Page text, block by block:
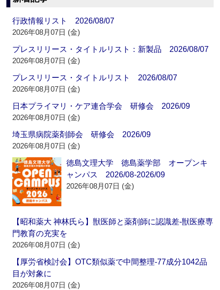
行政情報リスト 2026/08/07
2026年08月07日 (金)
プレスリリース・タイトルリスト：新製品 2026/08/07
2026年08月07日 (金)
プレスリリース・タイトルリスト 2026/08/07
2026年08月07日 (金)
日本プライマリ・ケア連合学会 研修会 2026/09
2026年08月07日 (金)
埼玉県病院薬剤師会 研修会 2026/09
2026年08月07日 (金)
徳島文理大学 徳島薬学部 オープンキ
ャンパス 2026/08-2026/09
2026年08月07日 (金)
【昭和薬大 神林氏ら】獣医師と薬剤師に認識差‐獣医療専
門教育の充実を
2026年08月07日 (金)
【厚労省検討会】OTC類似薬で中間整理‐77成分1042品
目が対象に
2026年08月07日 (金)